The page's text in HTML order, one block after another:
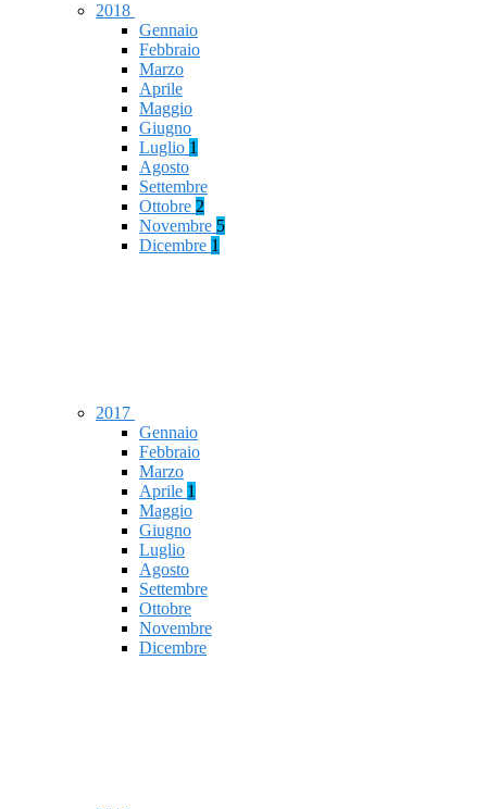
2018
Gennaio
Febbraio
Marzo
Aprile
Maggio
Giugno
Luglio 1
Agosto
Settembre
Ottobre 2
Novembre 5
Dicembre 1
2017
Gennaio
Febbraio
Marzo
Aprile 1
Maggio
Giugno
Luglio
Agosto
Settembre
Ottobre
Novembre
Dicembre